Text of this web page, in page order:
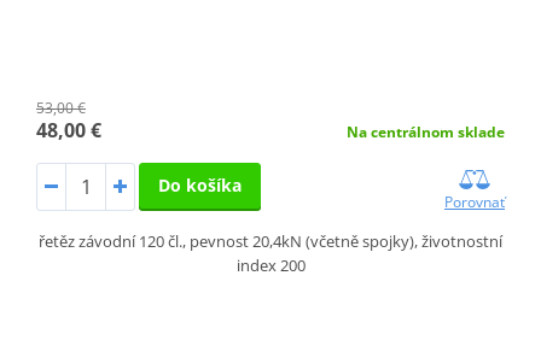
53,00 €
48,00 € Na centrálnom sklade
Do košíka
Porovnať
řetěz závodní 120 čl., pevnost 20,4kN (včetně spojky), životnostní
index 200